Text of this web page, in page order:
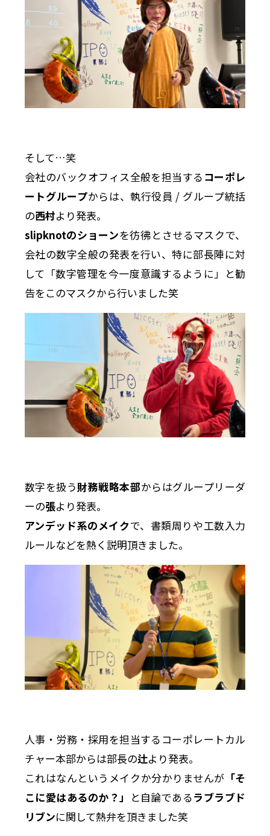
そして…笑
会社のバックオフィス全般を担当する コーポレ
ートグループからは、執行役員 / グループ統括
の西村より発表。
slipknotのショーンを彷彿とさせるマスクで、
会社の数字全般の発表を行い、特に部長陣に対
して「数字管理を今一度意識するように」と勧
告をこのマスクから行いました笑
数字を扱う財務戦略本部からはグループリーダ
ーの張より発表。
アンデッド系のメイクで、書類周りや工数入力
ルールなどを熱く説明頂きました。
人事・労務・採用を担当するコーポレートカル
チャー本部からは部長の辻より発表。
これはなんというメイクか分かりませんが 「そ
こに愛はあるのか？」 と自論であるラブラブド
リブンに関して熱弁を頂きました笑